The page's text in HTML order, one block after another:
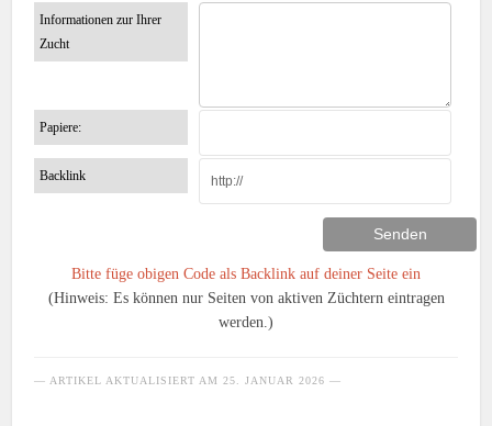
Informationen zur Ihrer
Zucht
Papiere:
Backlink
Bitte füge obigen Code als Backlink auf deiner Seite ein
(Hinweis: Es können nur Seiten von aktiven Züchtern eintragen
werden.)
— ARTIKEL AKTUALISIERT AM25. JANUAR 2026 —